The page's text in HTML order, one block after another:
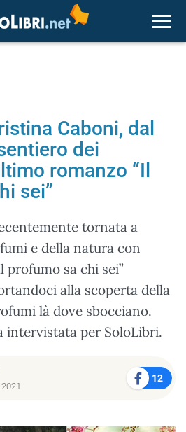
Caboni, dal
dei
romanzo “Il
sei”
tornata a
e della natura con
sa chi sei”
alla scoperta della
là dove sbocciano.
intervistata per SoloLibri.
12